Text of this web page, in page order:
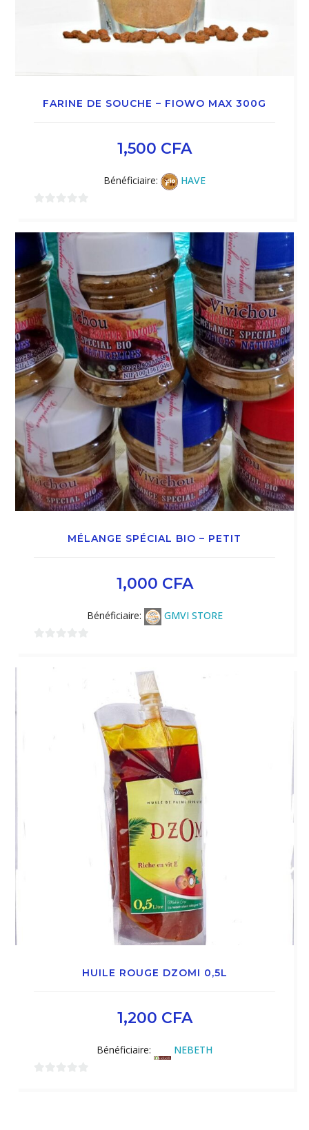
FARINE DE SOUCHE – FIOWO MAX 300G
1,500 CFA
Bénéficiaire: HAVE
MÉLANGE SPÉCIAL BIO – PETIT
1,000 CFA
Bénéficiaire: GMVI STORE
HUILE ROUGE DZOMI 0,5L
1,200 CFA
Bénéficiaire: NEBETH